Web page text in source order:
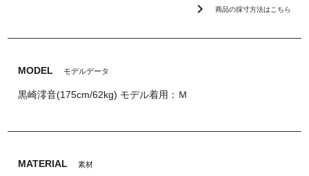
chevron_right 商品の採寸方法はこちら
MODEL モデルデータ
黒崎澪音(175cm/62kg) モデル着用：Ｍ
MATERIAL 素材